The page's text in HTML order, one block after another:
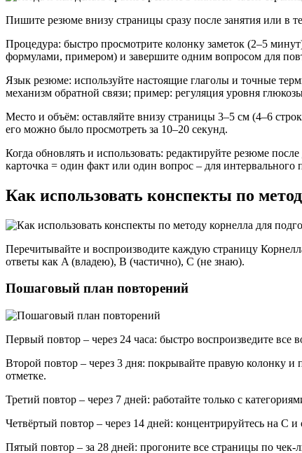
Пишите резюме внизу страницы сразу после занятия или в
Процедура: быстро просмотрите колонку заметок (2–5
формулами, примером) и завершите одним вопросом для
Язык резюме: используйте настоящие глаголы и точные
механизм обратной связи; пример: регуляция уровня
Место и объём: оставляйте внизу страницы 3–5 см (4–6
его можно было просмотреть за 10–20 секунд.
Когда обновлять и использовать: редактируйте резюме
карточка = один факт или один вопрос – для интервального
Как использовать конспекты по
Перечитывайте и воспроизводите каждую страницу
ответы как A (владею), B (частично), C (не знаю).
Пошаговый план повторений
Первый повтор – через 24 часа: быстро воспроизведите
Второй повтор – через 3 дня: покрывайте правую колонку
отметке.
Третий повтор – через 7 дней: работайте только с
Четвёртый повтор – через 14 дней: концентрируйтесь на C
Пятый повтор – за 28 дней: прогоните все страницы по